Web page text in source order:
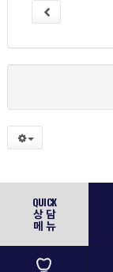
QUICK
상 담
메 뉴